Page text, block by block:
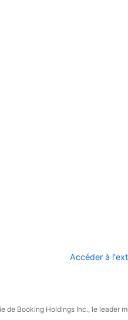
Accéder à
de Booking Holdings Inc., le leader